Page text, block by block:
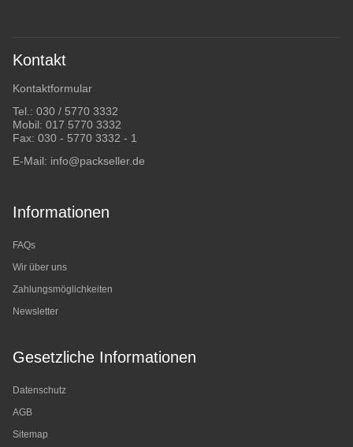
Kontakt
Kontaktformular
Tel.: 030 / 5770 3332
Mobil: 017 5770 3332
Fax: 030 - 5770 3332 - 1
E-Mail: info@packseller.de
Informationen
FAQs
Wir über uns
Zahlungsmöglichkeiten
Newsletter
Gesetzliche Informationen
Datenschutz
AGB
Sitemap